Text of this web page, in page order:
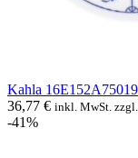
Kahla
36,77 € inkl. MwSt. zzgl.
-41%